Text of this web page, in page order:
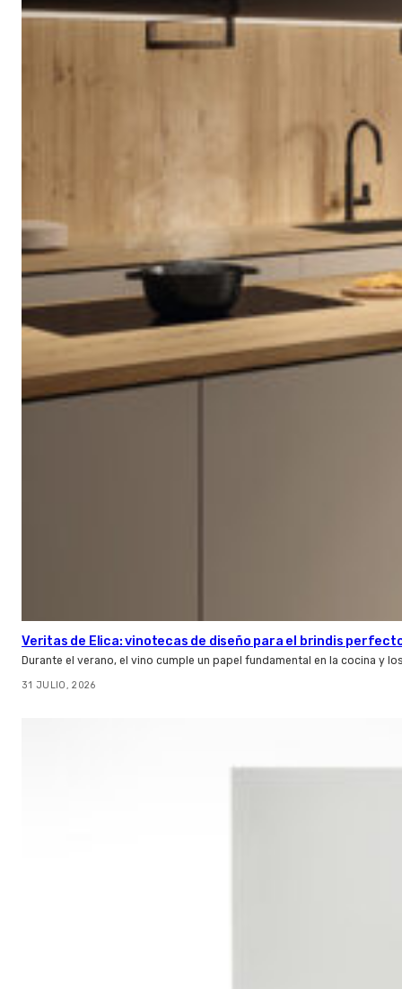
Veritas de Elica: vinotecas de diseño para el brindis
Durante el verano, el vino cumple un papel fundamental en la cocina y
31 JULIO, 2026